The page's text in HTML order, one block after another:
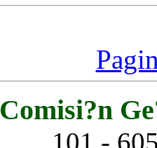
Comisi?n